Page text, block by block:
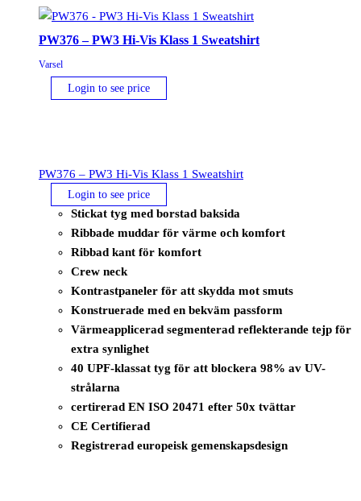
PW376 – PW3 Hi-Vis Klass 1 Sweatshirt
Varsel
Login to see price
PW376 – PW3 Hi-Vis Klass 1 Sweatshirt
Login to see price
Stickat tyg med borstad baksida
Ribbade muddar för värme och komfort
Ribbad kant för komfort
Crew neck
Kontrastpaneler för att skydda mot smuts
Konstruerade med en bekväm passform
Värmeapplicerad segmenterad reflekterande tejp för
extra synlighet
40 UPF-klassat tyg för att blockera 98% av UV-
strålarna
certirerad EN ISO 20471 efter 50x tvättar
CE Certifierad
Registrerad europeisk gemenskapsdesign